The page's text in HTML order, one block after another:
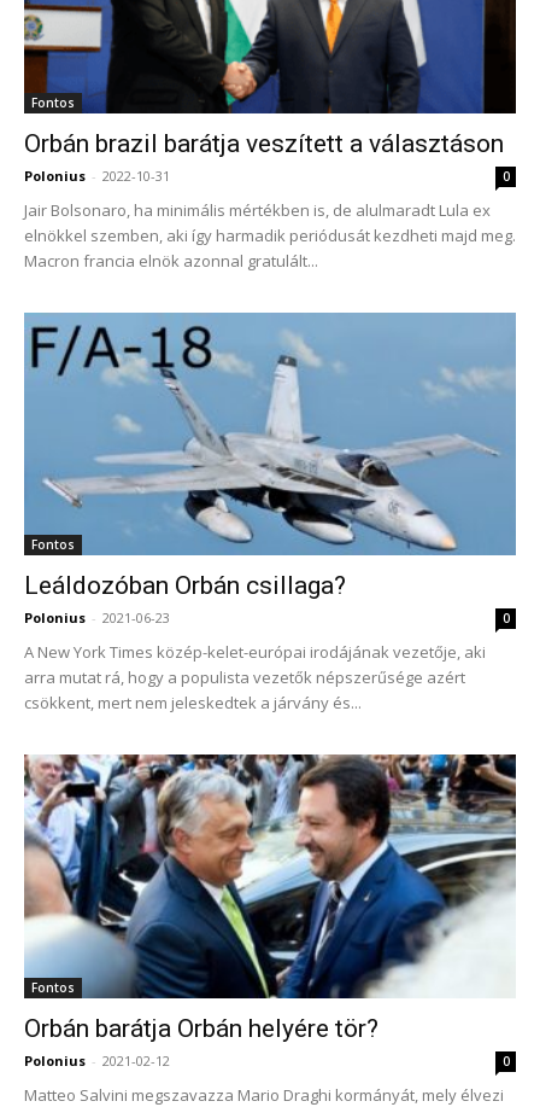
Fontos
Orbán brazil barátja veszített a választáson
Polonius - 2022-10-31 0
Jair Bolsonaro, ha minimális mértékben is, de alulmaradt Lula ex
elnökkel szemben, aki így harmadik periódusát kezdheti majd meg.
Macron francia elnök azonnal gratulált...
Fontos
Leáldozóban Orbán csillaga?
Polonius - 2021-06-23 0
A New York Times közép-kelet-európai irodájának vezetője, aki
arra mutat rá, hogy a populista vezetők népszerűsége azért
csökkent, mert nem jeleskedtek a járvány és...
Fontos
Orbán barátja Orbán helyére tör?
Polonius - 2021-02-12 0
Matteo Salvini megszavazza Mario Draghi kormányát, mely élvezi